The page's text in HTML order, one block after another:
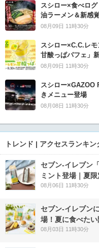
スシロー×食べロ
油ラーメン＆新感
08月09日 11時30分
スシロー×C.C.レ
甘酸っぱパフェ」
08月09日 11時30分
スシロー×GAZOO
きメニュー登場
08月08日 11時30分
トレンド | アクセスランキン
セブン‐イレブン
ミント登場｜夏
08月06日 11時30分
セブン‐イレブン
場！夏に食べた
08月03日 11時30分